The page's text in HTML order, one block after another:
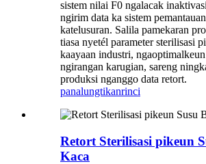
sistem nilai F0 ngalacak
ngirim data ka sistem
katelusuran. Salila pamekaran
tiasa nyetél parameter sterilisasi
kaayaan industri,
ngirangan karugian, sareng
produksi nganggo data retort.
panalungtikanrinci
Retort Sterilisasi pikeun
Kaca